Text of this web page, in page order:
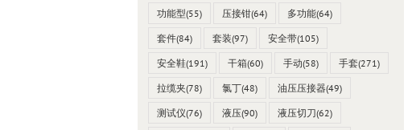
功能型(55) 压接钳(64) 多功能(64)
套件(84) 套装(97) 安全带(105)
安全鞋(191) 干箱(60) 手动(58) 手套(271)
拉缆夹(78) 氯丁(48) 油压压接器(49)
测试仪(76) 液压(90) 液压切刀(62)